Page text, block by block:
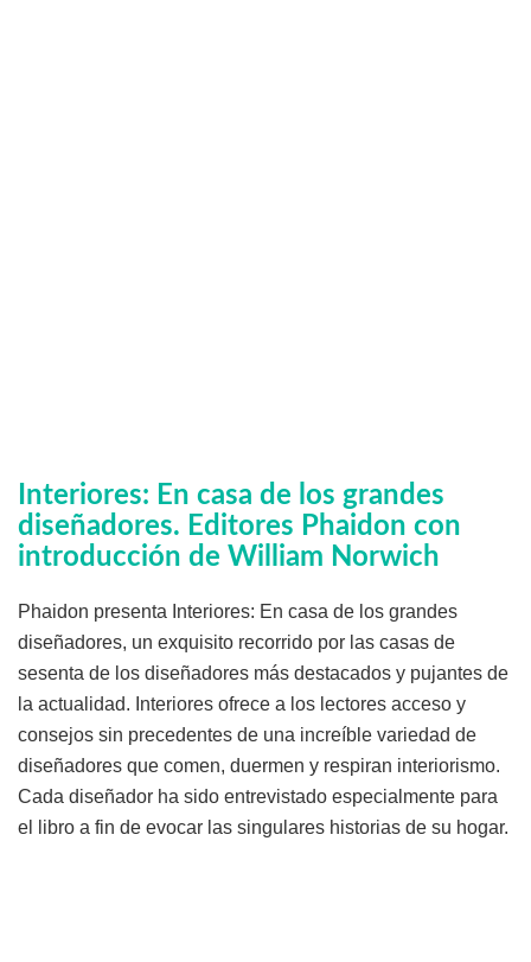
Interiores: En casa de los grandes
diseñadores. Editores Phaidon con
introducción de William Norwich
Phaidon presenta Interiores: En casa de los grandes
diseñadores, un exquisito recorrido por las casas de
sesenta de los diseñadores más destacados y pujantes de
la actualidad. Interiores ofrece a los lectores acceso y
consejos sin precedentes de una increíble variedad de
diseñadores que comen, duermen y respiran interiorismo.
Cada diseñador ha sido entrevistado especialmente para
el libro a fin de evocar las singulares historias de su hogar.